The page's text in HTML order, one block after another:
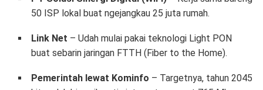
50 ISP lokal buat ngejangkau 25 juta rumah.
Link Net – Udah mulai pakai teknologi Light PON
buat sebarin jaringan FTTH (Fiber to the Home).
Pemerintah lewat Kominfo – Targetnya, tahun 2045